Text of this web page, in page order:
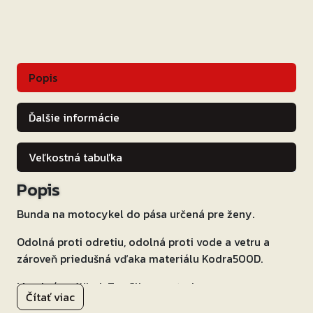
Popis
Ďalšie informácie
Veľkostná tabuľka
Popis
Bunda na motocykel do pása určená pre ženy.
Odolná proti odretiu, odolná proti vode a vetru a
zároveň priedušná vďaka materiálu Kodra500D.
Membrána Wind-Tex Climacontrol.
Čítať viac